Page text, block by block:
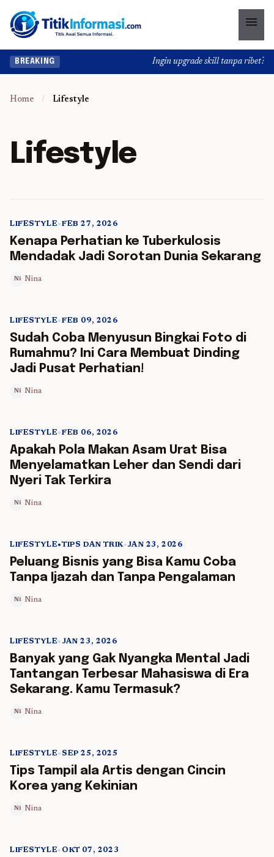
menu
BREAKING Ingin upgrade skill tanpa ribet?
Home / Lifestyle
Lifestyle
5 min read
LIFESTYLE•FEB 27, 2026
Kenapa Perhatian ke Tuberkulosis
Mendadak Jadi Sorotan Dunia Sekarang
Ni Nina
5 min read
LIFESTYLE•FEB 09, 2026
Sudah Coba Menyusun Bingkai Foto di
Rumahmu? Ini Cara Membuat Dinding
Jadi Pusat Perhatian!
Ni Nina
5 min read
LIFESTYLE•FEB 06, 2026
Apakah Pola Makan Asam Urat Bisa
Menyelamatkan Leher dan Sendi dari
Nyeri Tak Terkira
Ni Nina
5 min read
LIFESTYLE•TIPS DAN TRIK•JAN 23, 2026
Peluang Bisnis yang Bisa Kamu Coba
Tanpa Ijazah dan Tanpa Pengalaman
Ni Nina
5 min read
LIFESTYLE• JAN 23, 2026
Banyak yang Gak Nyangka Mental Jadi
Tantangan Terbesar Mahasiswa di Era
Sekarang. Kamu Termasuk?
Ni Nina
5 min read
LIFESTYLE• SEP 25, 2025
Tips Tampil ala Artis dengan Cincin
Korea yang Kekinian
Ni Nina
LIFESTYLE• OKT 07, 2023